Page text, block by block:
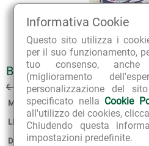
Informativa Cookie
Questo sito utilizza i
per il suo funzionamento,
tuo consenso,
(miglioramento
personalizzazione del
specificato nella Cookie
all'utilizzo dei cookies,
Chiudendo questa
impostazioni predefinite.
BIO BALSAMO
€ 13.90 € 12.51(sconto 10%)
Marca: Cemon
Linea: Bio Balsami
Disponibilità: non disponibile.